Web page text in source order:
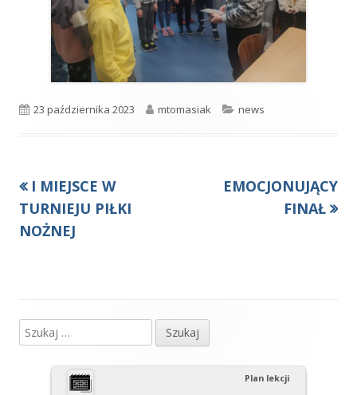
Opublikowano
23 października 2023 Autor
mtomasiak Kategorie
news
Nawigacja
wpisu
Poprzedni
artykół
I MIEJSCE W
TURNIEJU PIŁKI
NOŻNEJ
Następny
EMOCJONUJĄCY
FINAŁ
Główny
panel
Szukaj:
Plan lekcji